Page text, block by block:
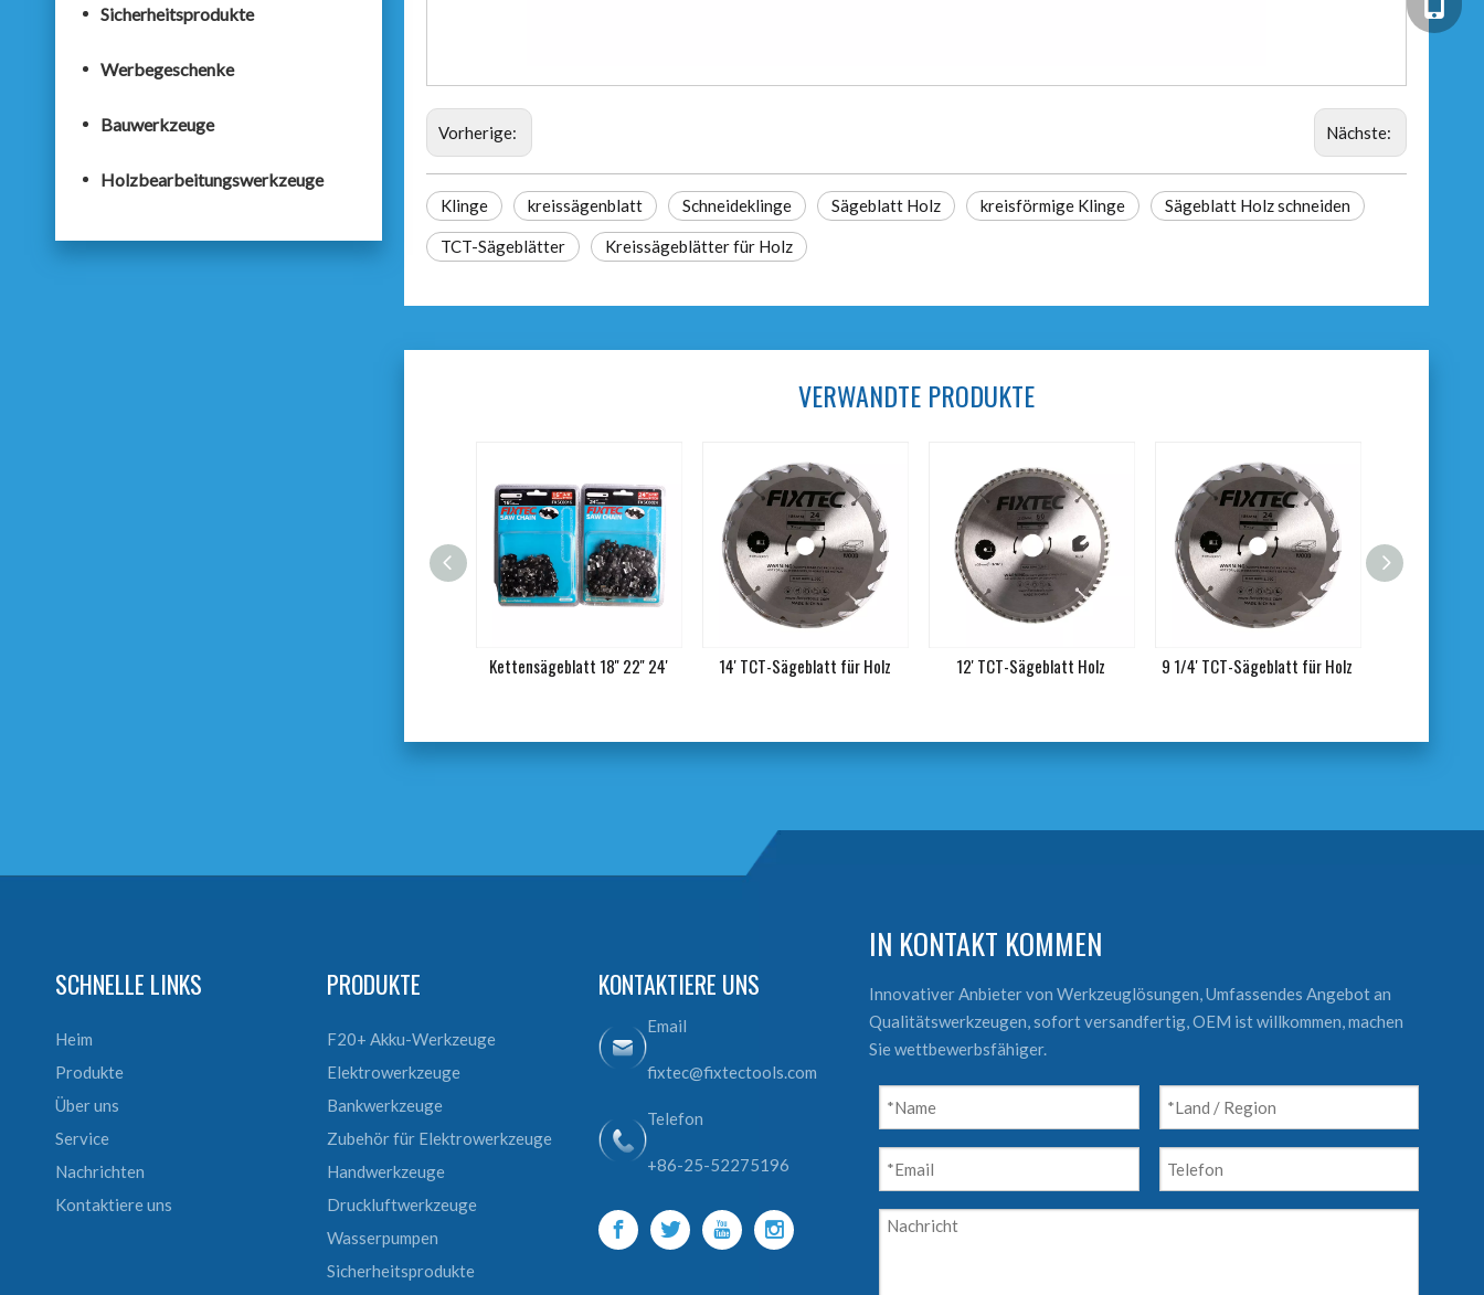
Sicherheitsprodukte
Werbegeschenke
Bauwerkzeuge
Holzbearbeitungswerkzeuge
Vorherige: Nächste:
Klinge kreissägenblatt Schneideklinge Sägeblatt Holz kreisförmige Klinge Sägeblatt Holz schneiden
TCT-Sägeblätter Kreissägeblätter für Holz
VERWANDTE PRODUKTE
Kettensägeblatt 18'' 22'' 24' 14' TCT-Sägeblatt für Holz 12' TCT-Sägeblatt Holz 9 1/4' TCT-Sägeblatt für Holz
SCHNELLE LINKS
Heim
Produkte
Über uns
Service
Nachrichten
Kontaktiere uns
PRODUKTE
F20+ Akku-Werkzeuge
Elektrowerkzeuge
Bankwerkzeuge
Zubehör für Elektrowerkzeuge
Handwerkzeuge
Druckluftwerkzeuge
Wasserpumpen
Sicherheitsprodukte
KONTAKTIERE UNS
Email
fixtec@fixtectools.com
Telefon
+86-25-52275196
IN KONTAKT KOMMEN
Innovativer Anbieter von Werkzeuglösungen, Umfassendes Angebot an
Qualitätswerkzeugen, sofort versandfertig, OEM ist willkommen, machen
Sie wettbewerbsfähiger.